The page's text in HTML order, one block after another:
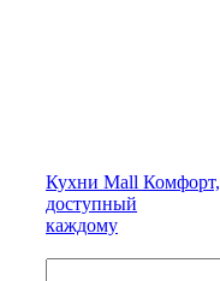
Кухни Mall Комфорт,
доступный
каждому